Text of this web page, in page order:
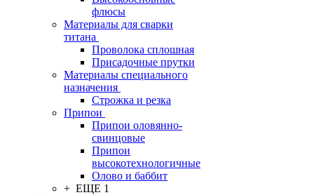
флюсы
Материалы для сварки
титана
Проволока сплошная
Присадочные прутки
Материалы специального
назначения
Строжка и резка
Припои
Припои оловянно-
свинцовые
Припои
высокотехнологичные
Олово и баббит
+ ЕЩЕ 1